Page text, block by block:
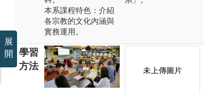
本系課程特色：介紹
各宗教的文化內涵與
實務運用。
學習
方法
未上傳圖片
展
開